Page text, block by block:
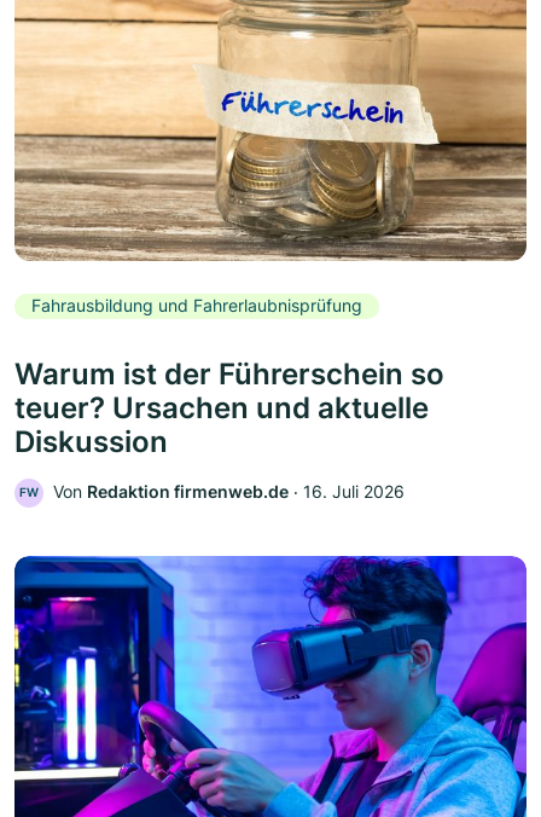
Fahrausbildung und Fahrerlaubnisprüfung
Warum ist der Führerschein so
teuer? Ursachen und aktuelle
Diskussion
FW Von Redaktion firmenweb.de ‧ 16. Juli 2026